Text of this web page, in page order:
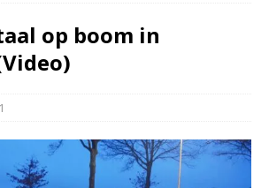
op boom in